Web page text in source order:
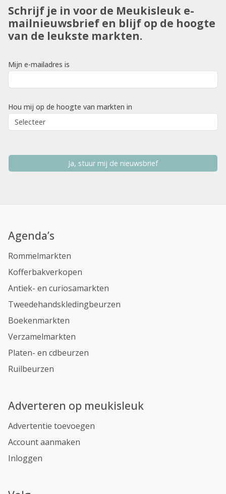
Schrijf je in voor de Meukisleuk e-
mailnieuwsbrief en blijf op de hoogte
van de leukste markten.
Mijn e-mailadres is
Hou mij op de hoogte van markten in
Ja, stuur mij de nieuwsbrief
Agenda’s
Rommelmarkten
Kofferbakverkopen
Antiek- en curiosamarkten
Tweedehandskledingbeurzen
Boekenmarkten
Verzamelmarkten
Platen- en cdbeurzen
Ruilbeurzen
Adverteren op meukisleuk
Advertentie toevoegen
Account aanmaken
Inloggen